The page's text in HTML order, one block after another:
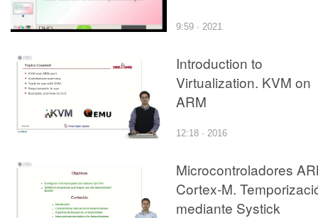
9:59 · 2021
Introduction to
Virtualization. KVM on
ARM
12:18 · 2016
Microcontroladores
Cortex-M.
mediante Systick